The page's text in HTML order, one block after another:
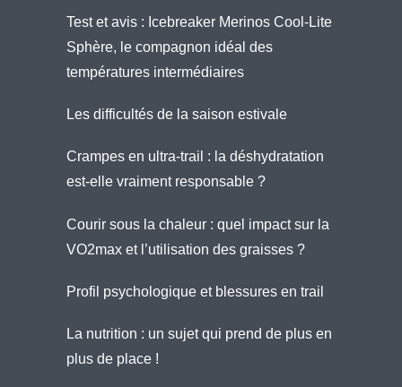
Test et avis : Icebreaker Merinos Cool-Lite
Sphère, le compagnon idéal des
températures intermédiaires
Les difficultés de la saison estivale
Crampes en ultra-trail : la déshydratation
est-elle vraiment responsable ?
Courir sous la chaleur : quel impact sur la
VO2max et l’utilisation des graisses ?
Profil psychologique et blessures en trail
La nutrition : un sujet qui prend de plus en
plus de place !